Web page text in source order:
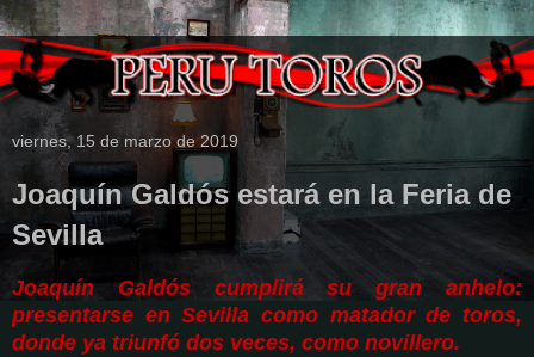
viernes, 15 de marzo de 2019
Joaquín Galdós estará en la Feria de
Sevilla
Joaquín Galdós cumplirá su gran anhelo:
presentarse en Sevilla como matador de toros,
donde ya triunfó dos veces, como novillero.